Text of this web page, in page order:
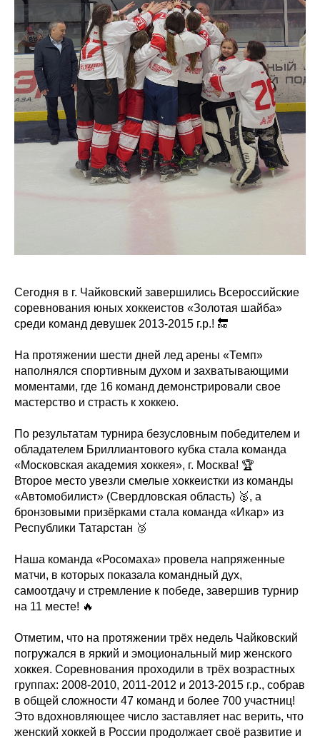
Сегодня в г. Чайковский завершились Всероссийские
соревнования юных хоккеистов «Золотая шайба»
среди команд девушек 2013-2015 г.р.! 🔚
На протяжении шести дней лед арены «Темп»
наполнялся спортивным духом и захватывающими
моментами, где 16 команд демонстрировали свое
мастерство и страсть к хоккею.
По результатам турнира безусловным победителем и
обладателем Бриллиантового кубка стала команда
«Московская академия хоккея», г. Москва! 🏆
Второе место увезли смелые хоккеистки из команды
«Автомобилист» (Свердловская область) 🥈, а
бронзовыми призёрками стала команда «Икар» из
Республики Татарстан 🥉
Наша команда «Росомаха» провела напряженные
матчи, в которых показала командный дух,
самоотдачу и стремление к победе, завершив турнир
на 11 месте! 🔥
Отметим, что на протяжении трёх недель Чайковский
погружался в яркий и эмоциональный мир женского
хоккея. Соревнования проходили в трёх возрастных
группах: 2008-2010, 2011-2012 и 2013-2015 г.р., собрав
в общей сложности 47 команд и более 700 участниц!
Это вдохновляющее число заставляет нас верить, что
женский хоккей в России продолжает своё развитие и